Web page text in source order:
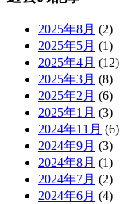
2025年8月 (2)
2025年5月 (1)
2025年4月 (12)
2025年3月 (8)
2025年2月 (6)
2025年1月 (3)
2024年11月 (6)
2024年9月 (3)
2024年8月 (1)
2024年7月 (2)
2024年6月 (4)